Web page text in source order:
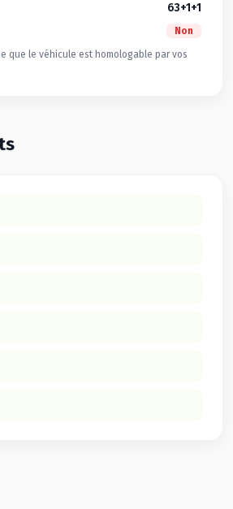
63+1+1
Non
que le véhicule est homologable par vos